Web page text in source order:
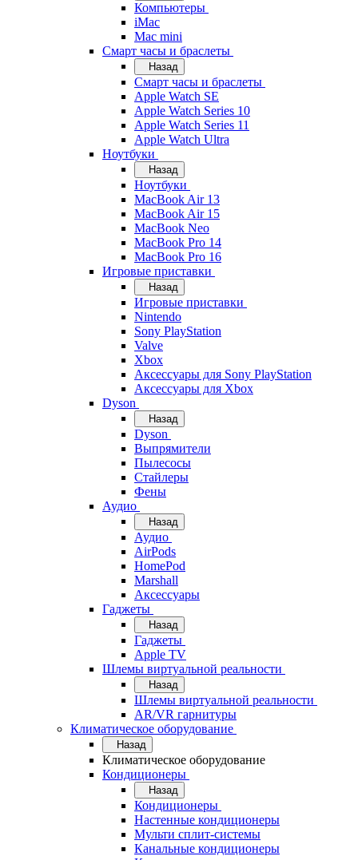
Компьютеры
iMac
Mac mini
Смарт часы и браслеты
Назад
Смарт часы и браслеты
Apple Watch SE
Apple Watch Series 10
Apple Watch Series 11
Apple Watch Ultra
Ноутбуки
Назад
Ноутбуки
MacBook Air 13
MacBook Air 15
MacBook Neo
MacBook Pro 14
MacBook Pro 16
Игровые приставки
Назад
Игровые приставки
Nintendo
Sony PlayStation
Valve
Xbox
Аксессуары для Sony PlayStation
Аксессуары для Xbox
Dyson
Назад
Dyson
Выпрямители
Пылесосы
Стайлеры
Фены
Аудио
Назад
Аудио
AirPods
HomePod
Marshall
Аксессуары
Гаджеты
Назад
Гаджеты
Apple TV
Шлемы виртуальной реальности
Назад
Шлемы виртуальной реальности
AR/VR гарнитуры
Климатическое оборудование
Назад
Климатическое оборудование
Кондиционеры
Назад
Кондиционеры
Настенные кондиционеры
Мульти сплит-системы
Канальные кондиционеры